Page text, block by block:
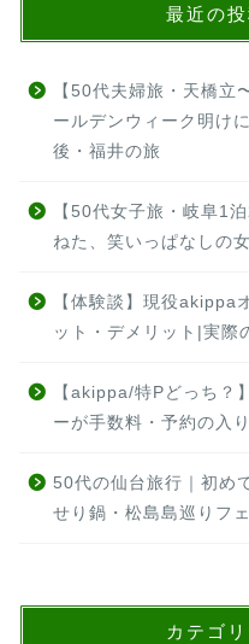
最近の
【50代夫婦旅・天橋立
ールデンウィーク明け
後・福井の旅
【50代女子旅・岐阜1
ねた、笑いっぱなしの
【体験談】現役akippa
ット・デメリット|実際
【akippa/特Pどっち？
ーが手数料・予約の入
50代の仙台旅行｜初め
せり鍋・松島島巡りフ
カテゴ